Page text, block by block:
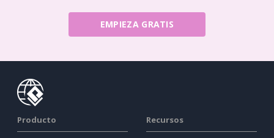
EMPIEZA GRATIS
Producto Recursos